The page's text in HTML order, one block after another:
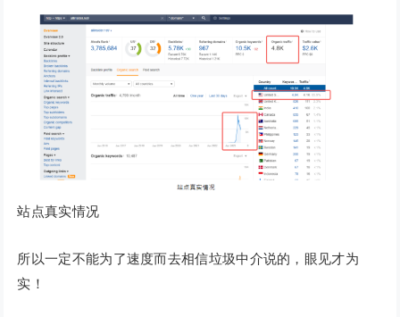
站点真实情况
所以一定不能为了速度而去相信垃圾中介说的，眼见才为
实！